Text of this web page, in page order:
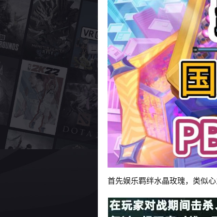
首先娱乐羁绊水晶玫瑰，类似